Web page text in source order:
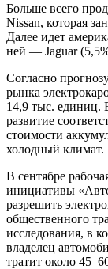
Больше всего
Nissan, которая
Далее идет
ней — Jaguar
Согласно
рынка
14,9 тыс. единиц.
развитие
стоимости
холодный климат.
В сентябре
инициативы
разрешить
общественного
исследования, в
владелец
тратит около